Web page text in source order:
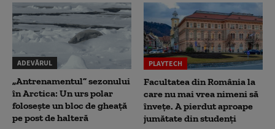
ADEVĂRUL
„Antrenamentul” sezonului
în Arctica: Un urs polar
folosește un bloc de gheață
pe post de halteră
PLAYTECH
Facultatea din România la
care nu mai vrea nimeni să
înveţe. A pierdut aproape
jumătate din studenţi